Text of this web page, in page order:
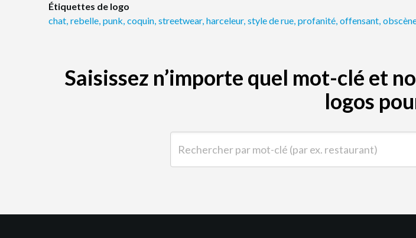
Étiquettes de logo
chat, rebelle, punk, coquin, streetwear, harceleur, style de rue, profanité, offensant,
Saisissez n’importe quel mot-clé et
logos